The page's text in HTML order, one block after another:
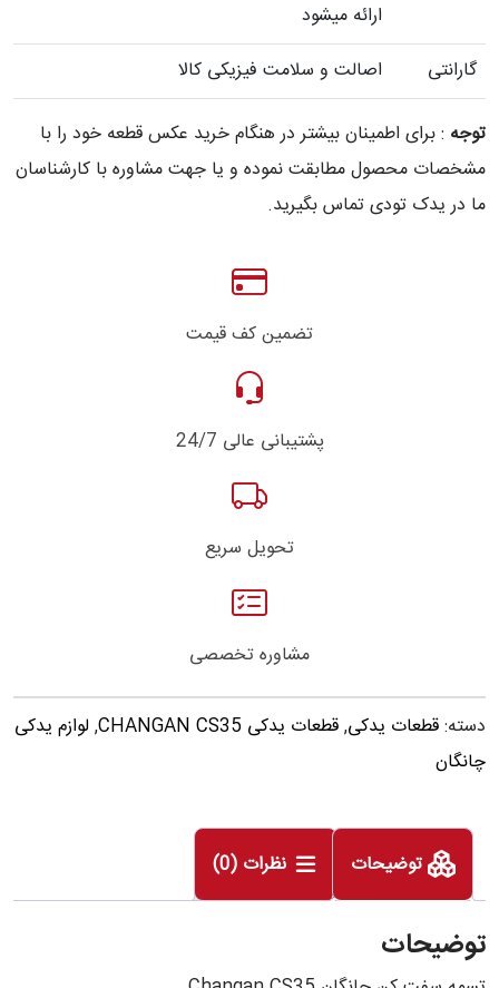
ارائه میشود
گارانتی
اصالت و سلامت فیزیکی کالا
توجه : برای اطمینان بیشتر در هنگام خرید عکس قطعه خود را با
مشخصات محصول مطابقت نموده و یا جهت مشاوره با کارشناسان
ما در یدک تودی تماس بگیرید.
تضمین کف قیمت
پشتیبانی عالی 24/7
تحویل سریع
مشاوره تخصصی
دسته:قطعات یدکی,قطعات یدکی CHANGAN CS35 ,لوازم یدکی
چانگان
توضیحات نظرات (0)
توضیحات